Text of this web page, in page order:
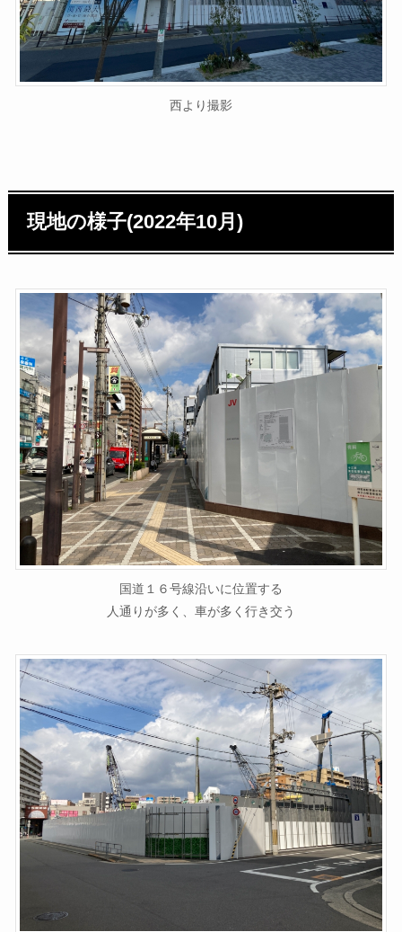
西より撮影
現地の様子(2022年10月)
国道１６号線沿いに位置する
人通りが多く、車が多く行き交う